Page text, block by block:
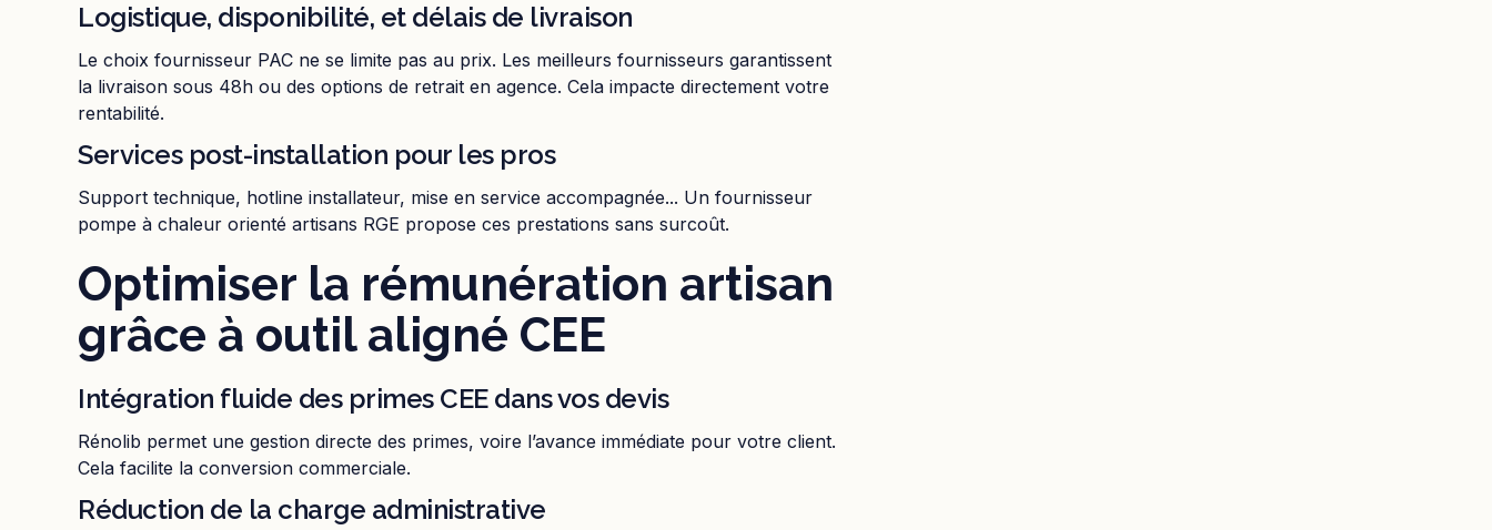
Logistique, disponibilité, et délais de livraison
Le choix fournisseur PAC ne se limite pas au prix. Les meilleurs fournisseurs garantissent
la livraison sous 48h ou des options de retrait en agence. Cela impacte directement votre
rentabilité.
Services post-installation pour les pros
Support technique, hotline installateur, mise en service accompagnée... Un fournisseur
pompe à chaleur orienté artisans RGE propose ces prestations sans surcoût.
Optimiser la rémunération artisan
grâce à outil aligné CEE
Intégration fluide des primes CEE dans vos devis
Rénolib permet une gestion directe des primes, voire l’avance immédiate pour votre client.
Cela facilite la conversion commerciale.
Réduction de la charge administrative